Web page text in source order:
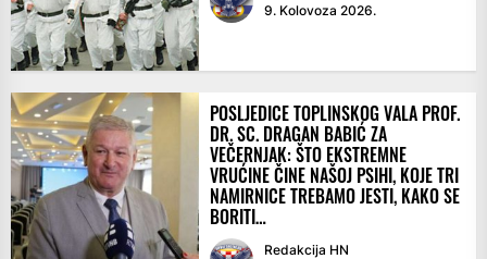
9. Kolovoza 2026.
POSLJEDICE TOPLINSKOG VALA PROF.
DR. SC. DRAGAN BABIĆ ZA
VEČERNJAK: ŠTO EKSTREMNE
VRUĆINE ČINE NAŠOJ PSIHI, KOJE TRI
NAMIRNICE TREBAMO JESTI, KAKO SE
BORITI…
Redakcija HN